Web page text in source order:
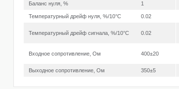
Баланс нуля, % 1
Температурный дрейф нуля, %/10°С 0.02
Температурный дрейф сигнала, %/10°С 0.02
Входное сопротивление, Ом 400±20
Выходное сопротивление, Ом 350±5